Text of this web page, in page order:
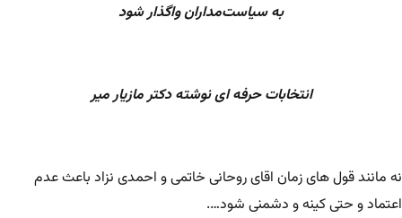
به سیاست‌مداران واگذار شود
انتخابات حرفه ای نوشته دکتر مازیار میر
نه مانند قول های زمان اقای روحانی خاتمی و احمدی نزاد باعث عدم
اعتماد و حتی کینه و دشمنی شود….